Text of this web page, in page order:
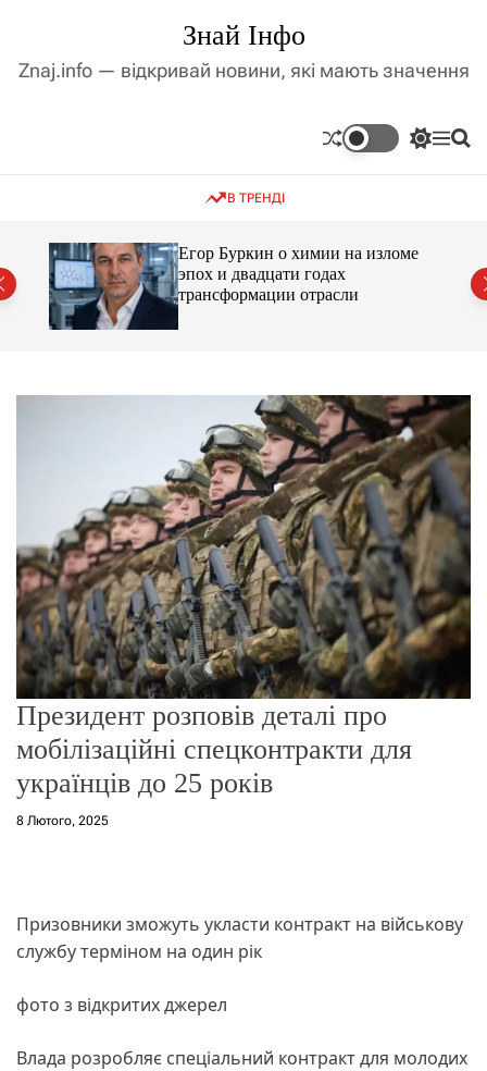
д
і
с
Знай Інфо
Znaj.info — відкривай новини, які мають значення
П
к
р
о
в
о
г
о
р
е
ж
и
м
у
М П
В ТРЕНДІ
Егор Буркин о химии на изломе
эпох и двадцати годах
трансформации отрасли
Президент розповів деталі про
мобілізаційні спецконтракти для
українців до 25 років
8 Лютого, 2025
Призовники зможуть укласти контракт на військову
службу терміном на один рік
фото з відкритих джерел
Влада розробляє спеціальний контракт для молодих